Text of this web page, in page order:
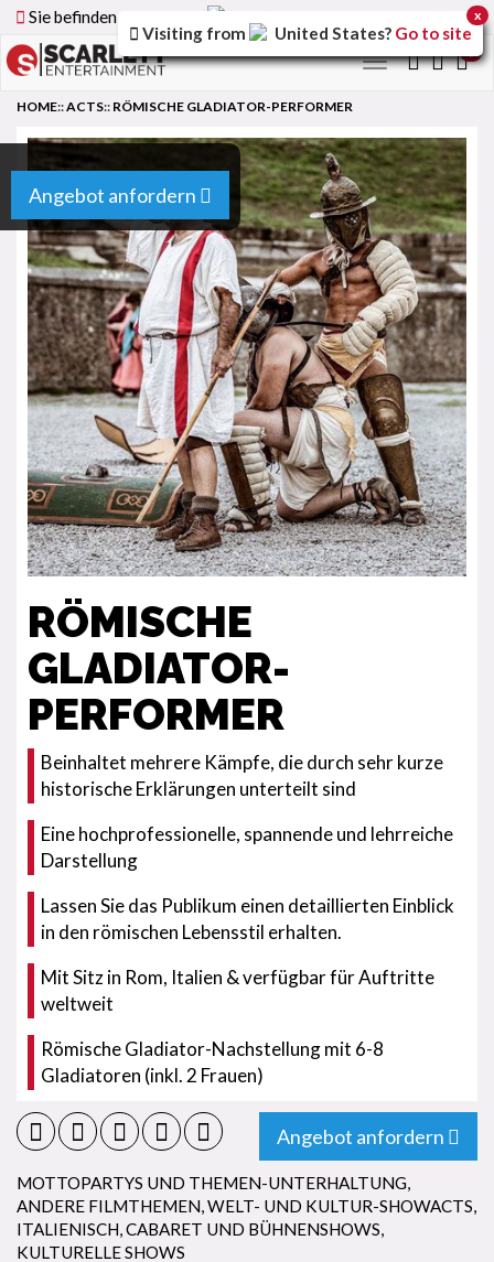
Sie befinden sich auf der Version der Website
Toggle
Angebot anfordern
HOME::ACTS:: RÖMISCHE GLADIATOR-PERFORMER
RÖMISCHE
GLADIATOR-
PERFORMER
Beinhaltet mehrere Kämpfe, die durch sehr kurze
historische Erklärungen unterteilt sind
Eine hochprofessionelle, spannende und lehrreiche
Darstellung
Lassen Sie das Publikum einen detaillierten Einblick
in den römischen Lebensstil erhalten.
Mit Sitz in Rom, Italien & verfügbar für Auftritte
weltweit
Römische Gladiator-Nachstellung mit 6-8
Gladiatoren (inkl. 2 Frauen)
Angebot anfordern
MOTTOPARTYS UND THEMEN-UNTERHALTUNG,
ANDERE FILMTHEMEN,WELT- UND KULTUR-SHOWACTS,
ITALIENISCH,CABARET UND BÜHNENSHOWS,
KULTURELLE SHOWS
Visiting from United States? Go to site
x